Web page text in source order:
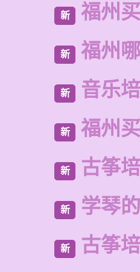
新 福州
新 福州
新 音乐
新 福州
新 古筝
新 学琴
新 古筝